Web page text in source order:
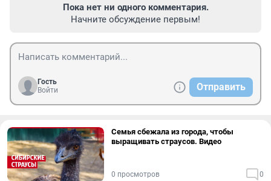
Пока нет ни одного комментария.
Начните обсуждение первым!
Гость
Войти
Отправить
Семья сбежала из города, чтобы
выращивать страусов. Видео
0 просмотров 0